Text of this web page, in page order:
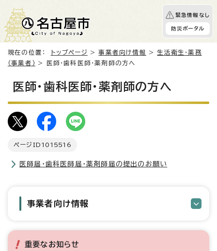
緊急情報なし
防災ポータル
現在の位置： トップページ >事業者向け情報 >生活衛生・薬務
（事業者）
> 医師・歯科医師・薬剤師の方へ
医師・歯科医師・薬剤師の方へ
ページID 1015516
医師届・歯科医師届・薬剤師届の提出のお願い
事業者向け情報
重要なお知らせ